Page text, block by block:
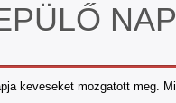
keveseket mozgatott meg.